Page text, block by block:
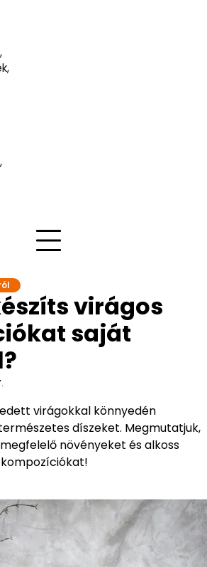
virágos
saját
virágokkal könnyedén
díszeket. Megmutatjuk,
növényeket és alkoss